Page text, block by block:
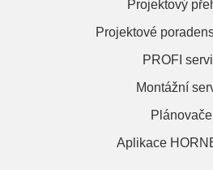
Projektový
Projektové
PROFI
Montážní
Plánovače
Aplikace